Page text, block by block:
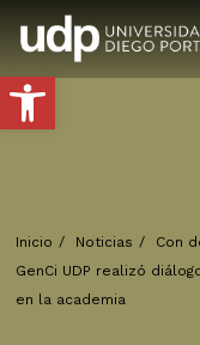
Abrir barra de
Inicio / Noticias /
Con
GenCi UDP realizó
en la academia